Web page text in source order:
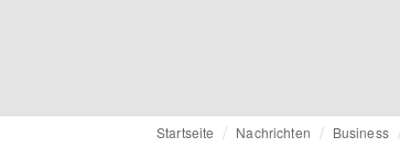
Startseite Nachrichten Business